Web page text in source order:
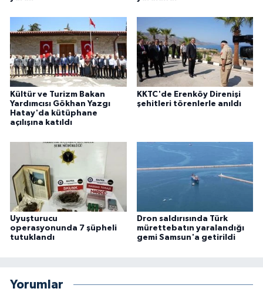
Kültür ve Turizm Bakan
Yardımcısı Gökhan Yazgı
Hatay'da kütüphane
açılışına katıldı
KKTC'de Erenköy Direnişi
şehitleri törenlerle anıldı
Uyuşturucu
operasyonunda 7 şüpheli
tutuklandı
Dron saldırısında Türk
mürettebatın yaralandığı
gemi Samsun'a getirildi
Yorumlar